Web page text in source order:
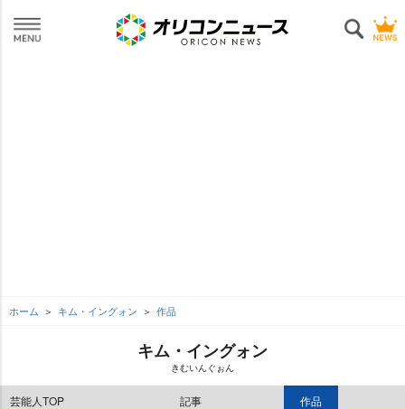
ホーム キム・イングォン 作品
キム・イングォン
きむいんぐぉん
芸能人TOP 記事 作品